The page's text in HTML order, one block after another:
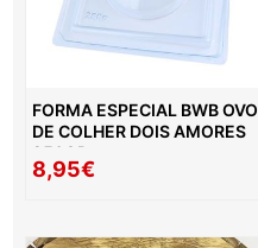
FORMA ESPECIAL BWB OVO
DE COLHER DOIS AMORES
250GR
8,95€